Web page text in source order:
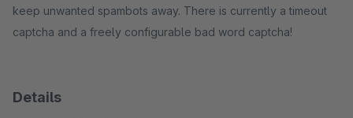
keep unwanted spambots away. There is currently a timeout
captcha and a freely configurable bad word captcha!
Details